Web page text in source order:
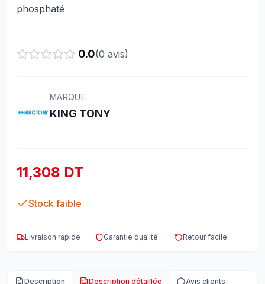
phosphaté
0.0(0 avis)
MARQUE
KING TONY
11,308 DT
Stock faible
Livraison rapide Garantie qualité Retour facile
Description Description détaillée Avis clients